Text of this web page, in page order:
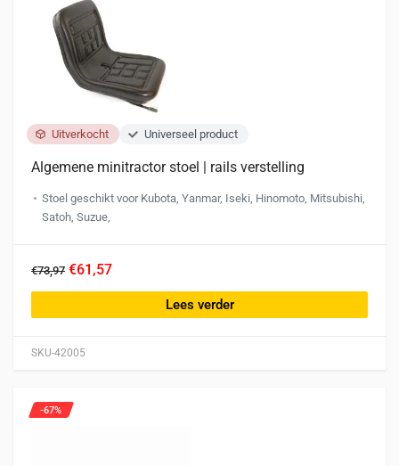
Uitverkocht Universeel product
SKU-42005
Algemene minitractor stoel | rails verstelling
Stoel geschikt voor Kubota, Yanmar, Iseki, Hinomoto, Mitsubishi,
Satoh, Suzue,
€73,97 €61,57
Lees verder
-67%